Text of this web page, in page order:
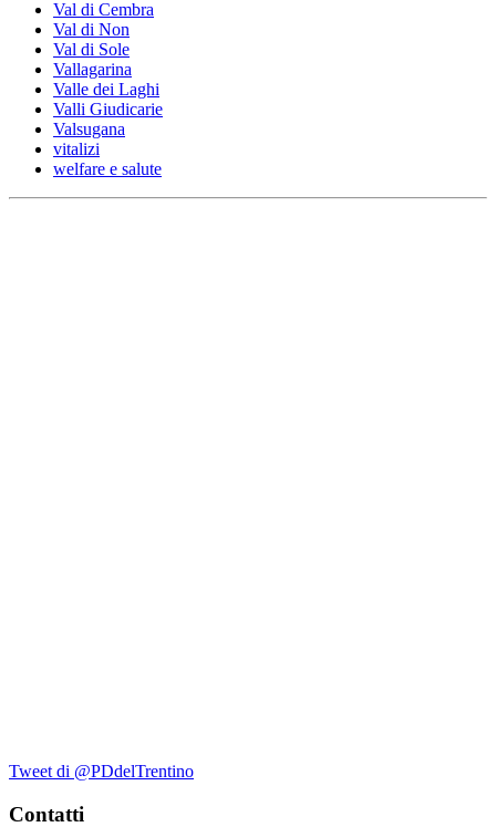
Val di Cembra
Val di Non
Val di Sole
Vallagarina
Valle dei Laghi
Valli Giudicarie
Valsugana
vitalizi
welfare e salute
Tweet di @PDdelTrentino
Contatti